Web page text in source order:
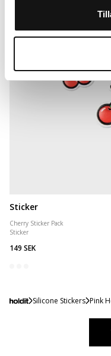
Sticker
Cherry Sticker Pack
Sticker
149 SEK
Silicone Stickers Pink